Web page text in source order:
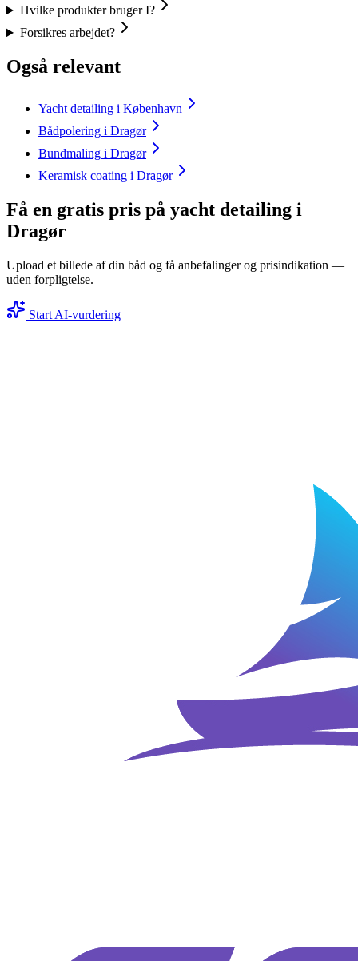
Hvilke produkter bruger I?
Forsikres arbejdet?
Også relevant
Yacht detailing i København
Bådpolering i Dragør
Bundmaling i Dragør
Keramisk coating i Dragør
Få en gratis pris på yacht detailing i
Dragør
Upload et billede af din båd og få anbefalinger og prisindikation —
uden forpligtelse.
Start AI-vurdering